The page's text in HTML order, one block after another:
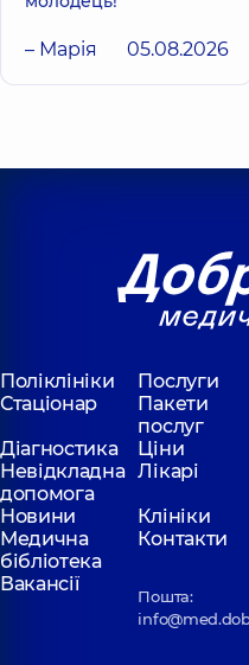
– Марія 05.08.2026
Поліклініки
Послуги
Стаціонар
Пакети
послуг
Діагностика
Ціни
Невідкладна
допомога
Лікарі
Новини
Клініки
Медична
бібліотека
Контакти
Вакансії
Пошта: